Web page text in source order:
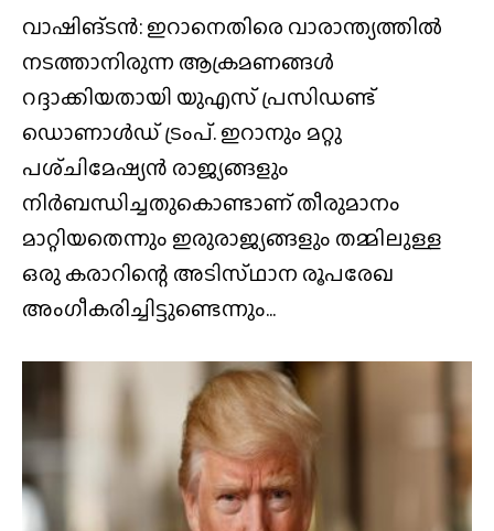
വാഷിങ്ടൻ: ഇറാനെതിരെ വാരാന്ത്യത്തിൽ
നടത്താനിരുന്ന ആക്രമണങ്ങൾ
റദ്ദാക്കിയതായി യുഎസ് പ്രസിഡണ്ട്
ഡൊണാൾഡ് ട്രംപ്. ഇറാനും മറ്റു
പശ്‌ചിമേഷ്യൻ രാജ്യങ്ങളും
നിർബന്ധിച്ചതുകൊണ്ടാണ് തീരുമാനം
മാറ്റിയതെന്നും ഇരുരാജ്യങ്ങളും തമ്മിലുള്ള
ഒരു കരാറിന്റെ അടിസ്‌ഥാന രൂപരേഖ
അംഗീകരിച്ചിട്ടുണ്ടെന്നും...